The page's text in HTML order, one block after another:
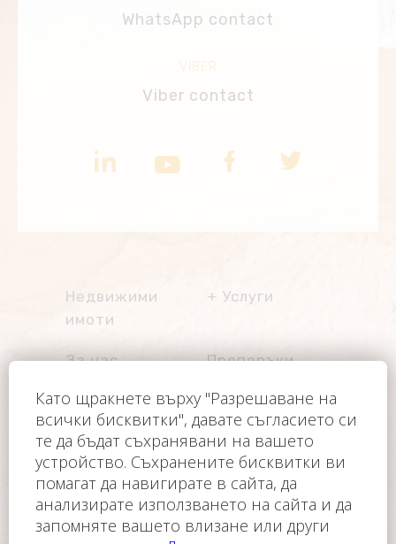
WhatsApp contact
VIBER
Viber contact
Недвижими
имоти
Услуги
Имоти на
Управление на
имоти
Други услуги
Трансфер от/до
летище
Автомобили под
наем
Клуб на
собствениците
За нас Препоръки
Блог BG
English
Polski
Français
Slovensky
Контакт
Оператор на уебсайта е FC FINANCE-CONSULT
ČR, s.r.o.